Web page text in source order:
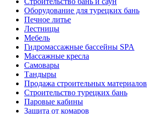
Оборудование для турецких бань
Печное литье
Лестницы
Мебель
Гидромассажные бассейны SPA
Массажные кресла
Самовары
Тандыры
Продажа строительных материалов
Строительство турецких бань
Паровые кабины
Защита от комаров